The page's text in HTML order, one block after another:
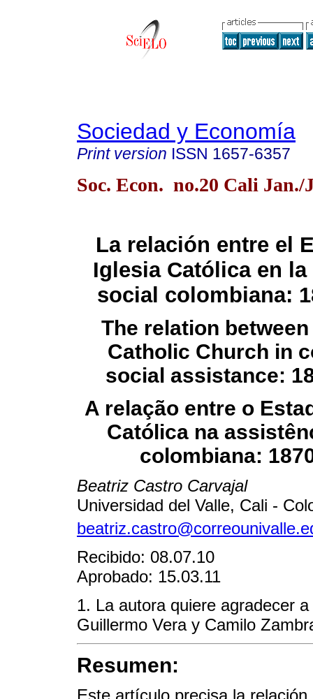
Sociedad y Economía
Print version ISSN 1657-6357
Soc. Econ. no.20 Cali Jan./
La relación entre el
Iglesia Católica en
social colombiana:
The relation
Catholic Church in
social assistance:
A relação entre o
Católica na
colombiana:
Beatriz Castro Carvajal
Universidad del Valle, Cali -
Recibido: 08.07.10
Aprobado: 15.03.11
1. La autora quiere agradecer
Guillermo Vera y Camilo
Resumen: